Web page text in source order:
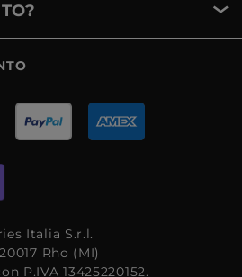
Italia S.r.l.
Rho (MI)
P.IVA 13425220152.